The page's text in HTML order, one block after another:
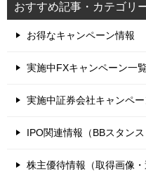
おすすめ記事・カテゴリ
お得なキャンペーン情報
実施中FXキャンペーン一
実施中証券会社キャンペ
IPO関連情報（BBスタンス
株主優待情報（取得画像・